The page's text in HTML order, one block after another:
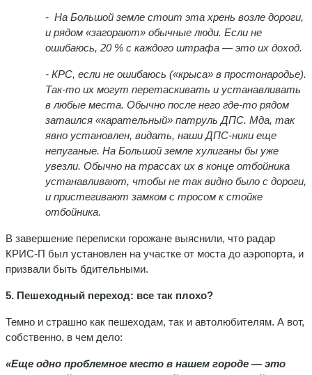
- На Большой земле стоит эта хрень возле дороги,
и рядом «загорают» обычные люди. Если не
ошибаюсь, 20 % с каждого штрафа — это их доход.
- КРС, если не ошибаюсь («крыса» в простонародье).
Так-то их могут перетаскивать и устанавливать
в любые места. Обычно после него где-то рядом
затаился «карательный» патруль ДПС. Мда, так
явно установлен, видать, наши ДПС-ники еще
непуганые. На Большой земле хулиганы бы уже
увезли. Обычно на трассах их в конце отбойника
устанавливают, чтобы не так видно было с дороги,
и пристегивают замком с тросом к стойке
отбойника.
В завершение переписки горожане выяснили, что радар
КРИС-П был установлен на участке от моста до аэропорта, и
призвали быть бдительными.
5. Пешеходный переход: все так плохо?
Темно и страшно как пешеходам, так и автолюбителям. А вот,
собственно, в чем дело:
«Еще одно проблемное место в нашем городе — это